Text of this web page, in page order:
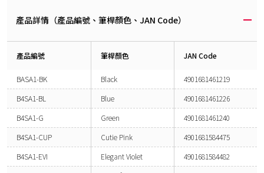
產品詳情（產品編號、筆桿顏色、JAN Code）
產品編號 筆桿顏色 JAN Code
BASA1-BK Black
4901681461219
B4SA1-BL
Blue
4901681461226
B4SA1-G
Green
4901681461240
B4SA1-CUP
Cutie Pink
4901681584475
B4SA1-EVI
Elegant Violet
4901681584482